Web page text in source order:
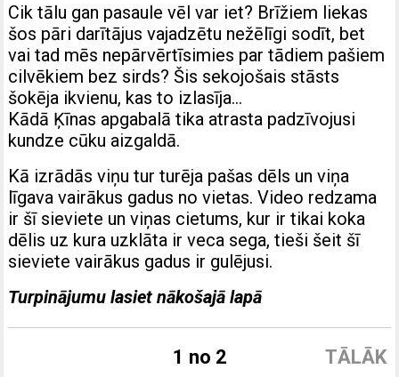
Cik tālu gan pasaule vēl var iet? Brīžiem liekas
šos pāri darītājus vajadzētu nežēlīgi sodīt, bet
vai tad mēs nepārvērtīsimies par tādiem pašiem
cilvēkiem bez sirds? Šis sekojošais stāsts
šokēja ikvienu, kas to izlasīja…
Kādā Ķīnas apgabalā tika atrasta padzīvojusi
kundze cūku aizgaldā.
Kā izrādās viņu tur turēja pašas dēls un viņa
līgava vairākus gadus no vietas. Video redzama
ir šī sieviete un viņas cietums, kur ir tikai koka
dēlis uz kura uzklāta ir veca sega, tieši šeit šī
sieviete vairākus gadus ir gulējusi.
Turpinājumu lasiet nākošajā lapā
TĀLĀK
1 no 2